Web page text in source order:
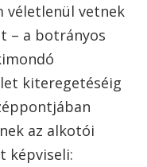
véletlenül vetnek
– a botrányos
kiteregetéséig
az alkotói
képviseli: